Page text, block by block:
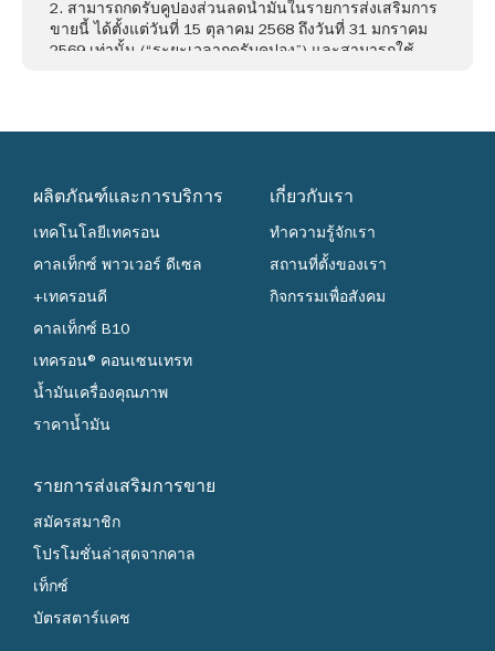
2. สามารถกดรับคูปองส่วนลดน้ำมันในรายการส่งเสริมการ
ขายนี้ ได้ตั้งแต่วันที่ 15 ตุลาคม 2568 ถึงวันที่ 31 มกราคม
2569 เท่านั้น (“ระยะเวลากดรับคูปอง”) และสามารถใช้
3. คูปองมีจำนวนจำกัด 10,000 คูปอง ต่อผลิตภัณฑ์น้ำมัน
4. จำกัดสิทธิ์การกดรับคูปองไม่เกิน 3 คูปองต่อ 1 บัญชี LINE
ID ต่อเดือน ตลอดระยะเวลากดรับคูปอง
5. ผู้สนใจเข้าร่วมรายการนี้ต้องกดรับคูปองด้วยตนเองผ่าน
ช่องทางการแจกคูปองที่ระบุในเงื่อนไขของรายการนี้เท่านั้น
โดยต้องกดใช้คูปองด้วยตนเองเพื่อยืนยันสิทธิ์ ซึ่งคูปอง
สามารถใช้ได้ทันทีหลังจากกดรับคูปองหรือเก็บไว้ใช้ภายหลัง
ได้ ทั้งนี้ต้องใช้คูปองภายในระยะเวลารายการ
6. หลังจากกดรับคูปองเรียบร้อยแล้ว คูปองจะถูกจัดเก็บใน
หมวด "คูปองของฉัน" ที่ปรากฎใน LINE Official Account:
เป็นคิวอาร์โค้ด กรุณาเปิดคิวอาร์โค้ดเมื่อต้องการใช้เท่านั้น
โดยต้องกดใช้งานคูปองภายในระยะเวลาใช้งานคูปองที่
7. สามารถใช้คูปองส่วนลดน้ำมัน ได้ ณ สถานีบริการน้ำมัน
Code) หรือ หมายเลขคูปอง (code number) ให้แก่พนักงาน
ผลิตภัณฑ์และการบริการ
เทคโนโลยีเทครอน
คาลเท็กซ์ พาวเวอร์ ดีเซล
+เทครอนดี
คาลเท็กซ์ B10
เทครอน® คอนเซนเทรท
น้ำมันเครื่องคุณภาพ
ราคาน้ำมัน
รายการส่งเสริมการขาย
สมัครสมาชิก
โปรโมชั่นล่าสุดจากคาล
เท็กซ์
บัตรสตาร์แคช
เกี่ยวกับเรา
ทำความรู้จักเรา
สถานที่ตั้งของเรา
กิจกรรมเพื่อสังคม